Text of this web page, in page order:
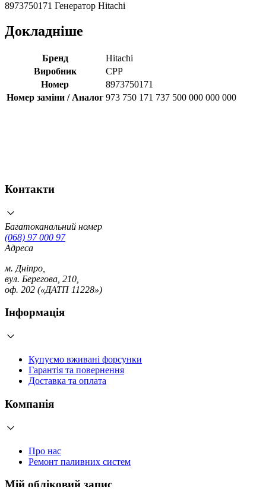
8973750171 Генератор Hitachi
Докладніше
Бренд
Hitachi
Виробник
CPP
Номер
8973750171
Номер заміни / Аналог 973 750 171 737 500 000 000 000
Контакти
Багатоканальний номер
(068) 97 000 97
Адреса
м. Дніпро,
вул. Берегова, 210,
оф. 202 («ДАТП 11228»)
Інформація
Купуємо вживані форсунки
Гарантія та повернення
Доставка та оплата
Компанія
Про нас
Ремонт паливних систем
Мій обліковий запис